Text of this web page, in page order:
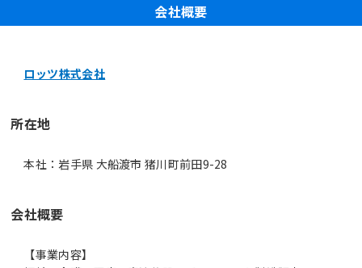
会社概要
ロッツ株式会社
所在地
本社：岩手県 大船渡市 猪川町前田9-28
会社概要
【事業内容】